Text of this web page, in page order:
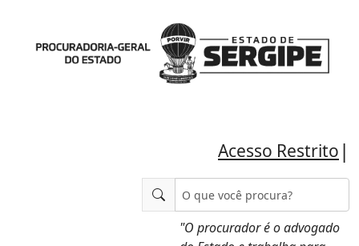
Acesso Restrito |
"O procurador é o advogado